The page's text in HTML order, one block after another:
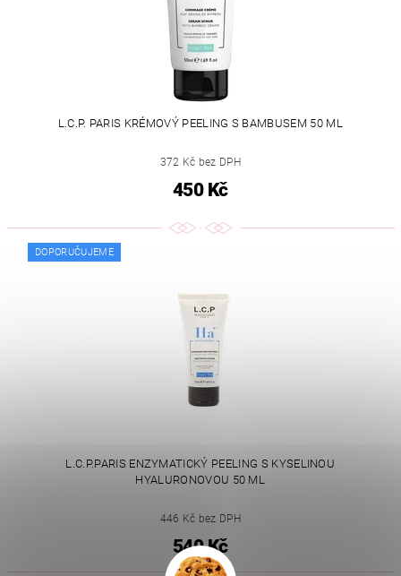
L.C.P. PARIS KRÉMOVÝ PEELING S BAMBUSEM 50 ML
372 Kč bez DPH
450 Kč
DOPORUČUJEME
L.C.P.PARIS ENZYMATICKÝ PEELING S KYSELINOU
HYALURONOVOU 50 ML
446 Kč bez DPH
540 Kč